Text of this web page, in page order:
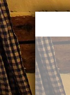
Skip
content